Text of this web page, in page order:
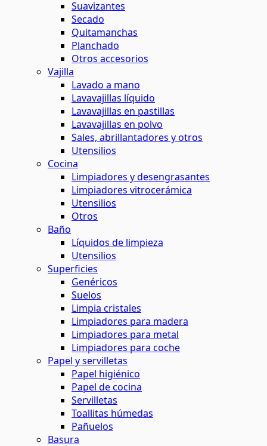
Suavizantes
Secado
Quitamanchas
Planchado
Otros accesorios
Vajilla
Lavado a mano
Lavavajillas líquido
Lavavajillas en pastillas
Lavavajillas en polvo
Sales, abrillantadores y otros
Utensilios
Cocina
Limpiadores y desengrasantes
Limpiadores vitrocerámica
Utensilios
Otros
Baño
Líquidos de limpieza
Utensilios
Superficies
Genéricos
Suelos
Limpia cristales
Limpiadores para madera
Limpiadores para metal
Limpiadores para coche
Papel y servilletas
Papel higiénico
Papel de cocina
Servilletas
Toallitas húmedas
Pañuelos
Basura